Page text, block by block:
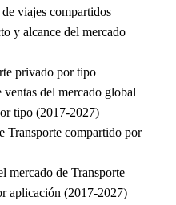
viajes compartidos
y alcance del mercado
privado por tipo
del mercado global
tipo (2017-2027)
Transporte compartido por
mercado de Transporte
aplicación (2017-2027)